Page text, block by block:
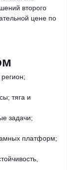
второго
цене по
тяга и
задачи;
платформ;